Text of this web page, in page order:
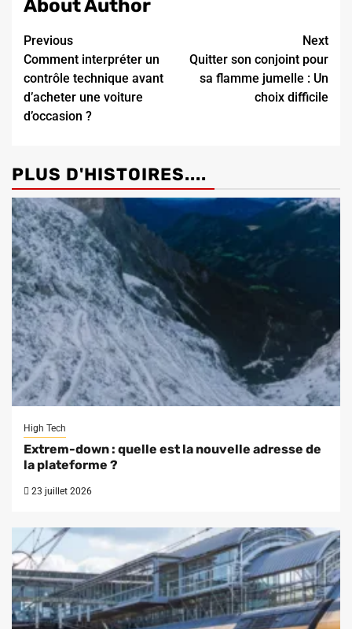
About Author
Continue
Reading
Previous
Comment interpréter un
contrôle technique avant
d’acheter une voiture
d’occasion ?
Next
Quitter son conjoint pour
sa flamme jumelle : Un
choix difficile
PLUS D'HISTOIRES....
High Tech
Extrem-down : quelle est la nouvelle adresse de
la plateforme ?
23 juillet 2026